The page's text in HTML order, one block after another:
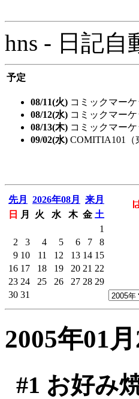
hns - 日記自
予定
08/11(火) コミックマー
08/12(水) コミックマー
08/13(木) コミックマー
09/02(水) COMITIA101（
先月 2026年08月
来月
日
月 火 水 木 金 土
1
2
3 4 5 6 7
8
9 10 11 12 13 14 15
16 17 18 19 20 21 22
23 24 25 26 27 28 29
30 31
2005年01
#1 お好み